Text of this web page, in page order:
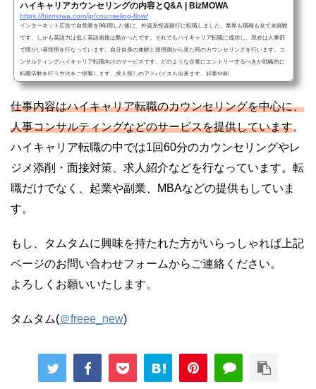
ハイキャリアカウンセリングの内容とQ&A | BizMOWA
https://bizmowa.com/jp/counseling-flow/
インターネット広告で自営業を9年間した後に、外資系投資銀行に転職しました。業界も職種も全て未経験
です。しかも英語力は低く英語面接は酷かったです。それでもハイキャリア転職に成功し、現在は人事部
で障がい者採用を行なっています。自分自身の体験と採用側から見た時のカウンセリングを行います。コ
ンサルティングハイキャリア転職向けのサービスです。どのような企業にエントリーするべきか戦略的に
転職活動を行う方法をご提案します。求人探しのアドバイスも出来ます。起業や副
仕事内容はハイキャリア転職のカウンセリングを中心に、
人事コンサルティングなどのサービスを提供しています。
ハイキャリア転職の中では1回60分のカウンセリングやレ
ジメ添削・面接対策、求人紹介などを行なっています。転
職だけでなく、起業や副業、MBAなどの提供もしていま
す。
もし、タムタムに興味を持たれた方がいらっしゃれば上記
ページのお問い合わせフォームからご連絡ください。
よろしくお願いいたします。
タムタム(＠freee_new)